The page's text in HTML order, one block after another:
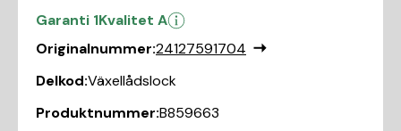
Garanti 1Kvalitet A
Originalnummer:24127591704
Delkod:Växellådslock
Produktnummer:B859663